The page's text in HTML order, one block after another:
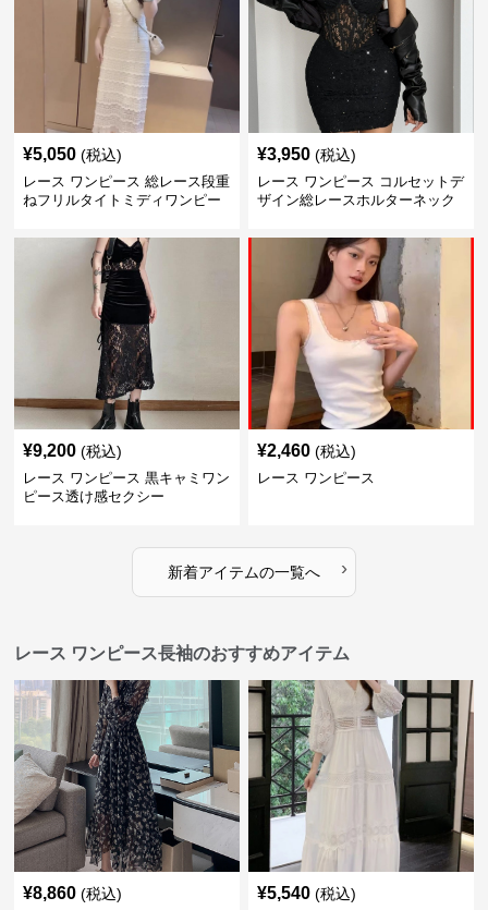
¥5,050 (税込)
レース ワンピース 総レース段重
ねフリルタイトミディワンピー
¥3,950 (税込)
レース ワンピース コルセットデ
ザイン総レースホルターネック
¥9,200 (税込)
レース ワンピース 黒キャミワン
ピース透け感セクシー
¥2,460 (税込)
レース ワンピース
新着アイテムの一覧へ ›
レース ワンピース長袖のおすすめアイテム
¥8,860 (税込) ¥5,540 (税込)